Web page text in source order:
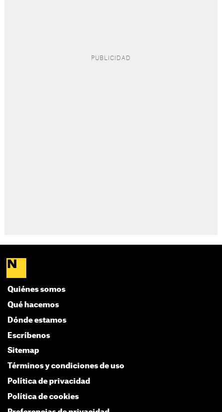
Quiénes somos
Qué hacemos
Dónde estamos
Escríbenos
Sitemap
Términos y condiciones de uso
Política de privacidad
Política de cookies